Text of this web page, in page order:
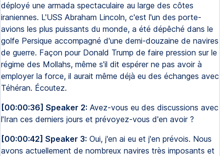
déployé une armada spectaculaire au large des côtes
iraniennes. L'USS Abraham Lincoln, c'est l'un des porte-
avions les plus puissants du monde, a été dépêché dans le
golfe Persique accompagné d'une demi-douzaine de navires
de guerre. Façon pour Donald Trump de faire pression sur le
régime des Mollahs, même s'il dit espérer ne pas avoir à
employer la force, il aurait même déjà eu des échanges avec
Téhéran. Écoutez.
[00:00:36] Speaker 2: Avez-vous eu des discussions avec
l'Iran ces derniers jours et prévoyez-vous d'en avoir ?
[00:00:42] Speaker 3: Oui, j'en ai eu et j'en prévois. Nous
avons actuellement de nombreux navires très imposants et